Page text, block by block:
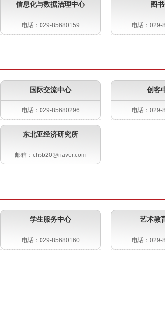
信息化与数据治理中心
电话：029-85680159
图
电话：029-
国际交流中心
电话：029-85680296
创客
电话：029-
东北亚经济研究所
邮箱：chsb20@naver.com
学生服务中心
电话：029-85680160
艺术教
电话：029-